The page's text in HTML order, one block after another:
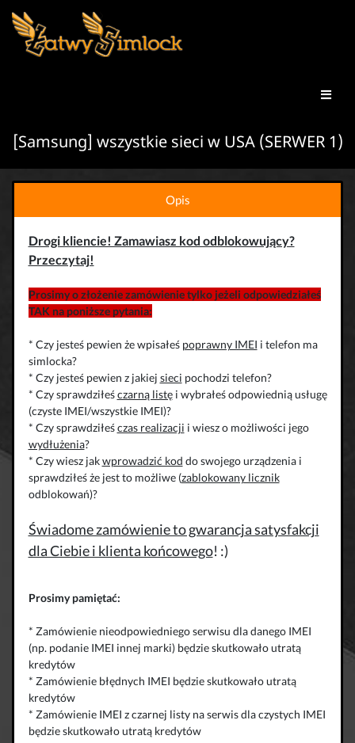
[Samsung] wszystkie sieci w USA (SERWER 1)
Opis
Drogi kliencie! Zamawiasz kod odblokowujący?
Przeczytaj!
Prosimy o złożenie zamówienie tylko jeżeli odpowiedziałeś
TAK na poniższe pytania:
* Czy jesteś pewien że wpisałeś poprawny IMEI i telefon ma
simlocka?
* Czy jesteś pewien z jakiej sieci pochodzi telefon?
* Czy sprawdziłeśczarną listęi wybrałeś odpowiednią usługę
(czyste IMEI/wszystkie IMEI)?
* Czy sprawdziłeśczas realizacji i wiesz o możliwości jego
wydłużenia?
* Czy wiesz jakwprowadzić kod do swojego urządzenia i
sprawdziłeś że jest to możliwe (zablokowany licznik
odblokowań)?
Świadome zamówienie to gwarancja satysfakcji
dla Ciebie i klienta końcowego! :)
Prosimy pamiętać:
* Zamówienie nieodpowiedniego serwisu dla danego IMEI
(np. podanie IMEI innej marki) będzie skutkowało utratą
kredytów
* Zamówienie błędnych IMEI będzie skutkowało utratą
kredytów
* Zamówienie IMEI z czarnej listy na serwis dla czystych IMEI
będzie skutkowało utratą kredytów